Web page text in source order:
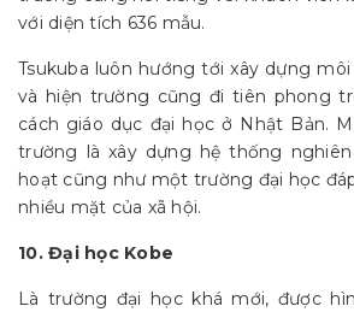
với diện tích 636 mẫu.
Tsukuba luôn hướng tới xây dựng
và hiện trường cũng đi tiên phong
cách giáo dục đại học ở Nhật Bản.
trường là xây dựng hệ thống
hoạt cũng như một trường đại học
nhiều mặt của xã hội.
10. Đại học Kobe
Là trường đại học khá mới, được